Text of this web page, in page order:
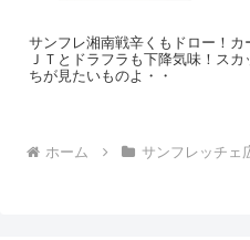
サンフレ湘南戦辛くもドロー！カ
ＪＴとドラフラも下降気味！スカ
ちが見たいものよ・・
ホーム サンフレッチェ